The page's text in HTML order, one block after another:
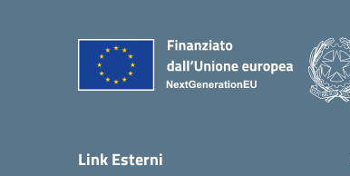
Link Esterni